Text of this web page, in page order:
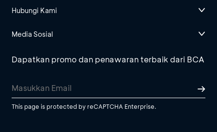
Hubungi Kami
Media Sosial
Dapatkan promo dan penawaran terbaik dari BCA
This page is protected by reCAPTCHA Enterprise.